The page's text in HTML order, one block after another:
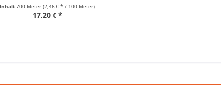
Inhalt700 Meter(2,46 € * / 100 Meter)
17,20 € *